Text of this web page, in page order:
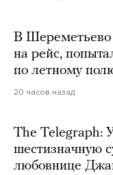
В Шереметьево
на рейс,
по летному
20 часов назад
The Telegraph:
шестизначную
любовнице